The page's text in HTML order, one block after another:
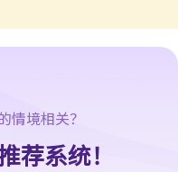
额
情境相关？
荐系统！